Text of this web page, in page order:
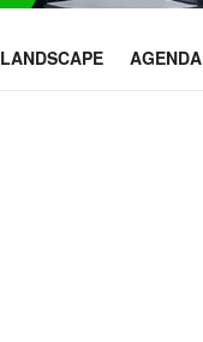
LANDSCAPE AGENDA